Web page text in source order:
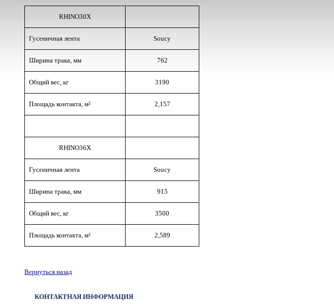
RHINO30X
Гусеничная лента Soucy
Ширина трака, мм 762
Общий вес, кг 3190
Площадь контакта, м² 2,157
RHINO36X
Гусеничная лента Soucy
Ширина трака, мм 915
Общий вес, кг 3500
Площадь контакта, м² 2,589
Вернуться назад
КОНТАКТНАЯ ИНФОРМАЦИЯ